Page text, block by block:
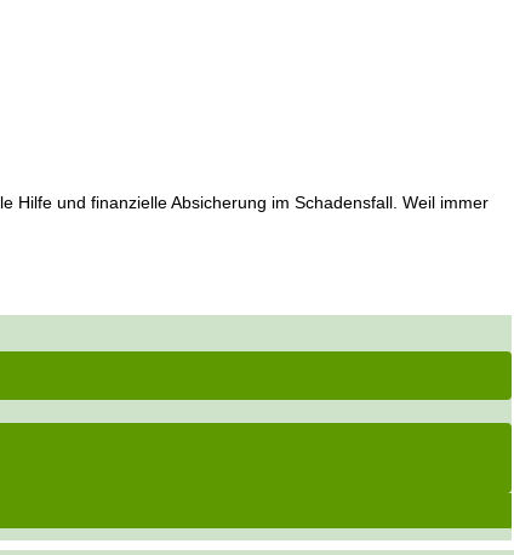
Hilfe und finanzielle Absicherung im Schadensfall. Weil immer